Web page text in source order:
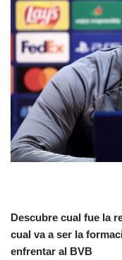
Descubre cual fue la
cual va a ser la
enfrentar al BVB